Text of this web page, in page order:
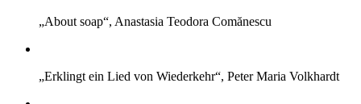
„About soap“, Anastasia Teodora Comănescu
„Erklingt ein Lied von Wiederkehr“, Peter Maria Volkhardt